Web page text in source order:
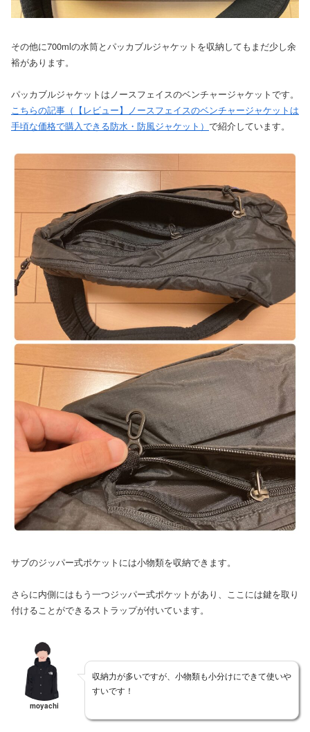
その他に700mlの水筒とパッカブルジャケットを収納してもまだ少し余
裕があります。
パッカブルジャケットはノースフェイスのベンチャージャケットです。
こちらの記事（【レビュー】ノースフェイスのベンチャージャケットは
手頃な価格で購入できる防水・防風ジャケット） で紹介しています。
サブのジッパー式ポケットには小物類を収納できます。
さらに内側にはもう一つジッパー式ポケットがあり、ここには鍵を取り
付けることができるストラップが付いています。
moyachi
収納力が多いですが、小物類も小分けにできて使いや
すいです！